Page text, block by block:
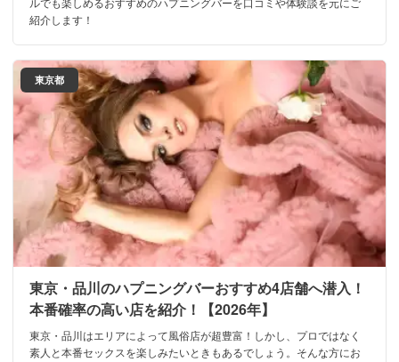
紹介します！
東京都
東京・品川のハプニングバーおすすめ4店舗へ潜入！
本番確率の高い店を紹介！【2026年】
東京・品川はエリアによって風俗店が超豊富！しかし、プロではなく
素人と本番セックスを楽しみたいときもあるでしょう。そんな方にお